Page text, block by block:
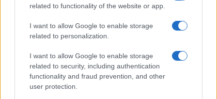
related to functionality of the website or app.
I want to allow Google to enable storage
related to personalization.
I want to allow Google to enable storage
related to security, including authentication
functionality and fraud prevention, and other
user protection.